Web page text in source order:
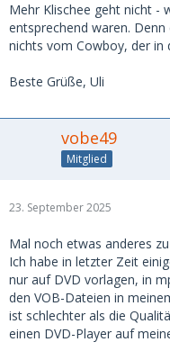
Mehr Klischee geht nicht -
entsprechend waren.
nichts vom Cowboy, der in
Beste Grüße, Uli
vobe49
Mitglied
23. September 2025
Mal noch etwas anderes zu
Ich habe in letzter Zeit
nur auf DVD vorlagen, in
den VOB-Dateien in
ist schlechter als die
einen DVD-Player auf